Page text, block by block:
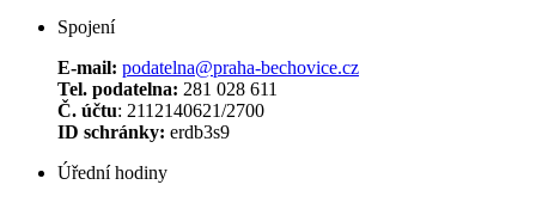
Spojení
E-mail: podatelna@praha-bechovice.cz
Tel. podatelna: 281 028 611
Č. účtu: 2112140621/2700
ID schránky: erdb3s9
Úřední hodiny